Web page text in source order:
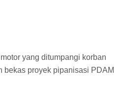
yang ditumpangi korban
bekas proyek pipanisasi PDAM